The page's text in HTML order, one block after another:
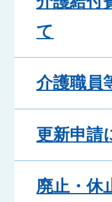
て
介護職員
更新申請
廃止・休